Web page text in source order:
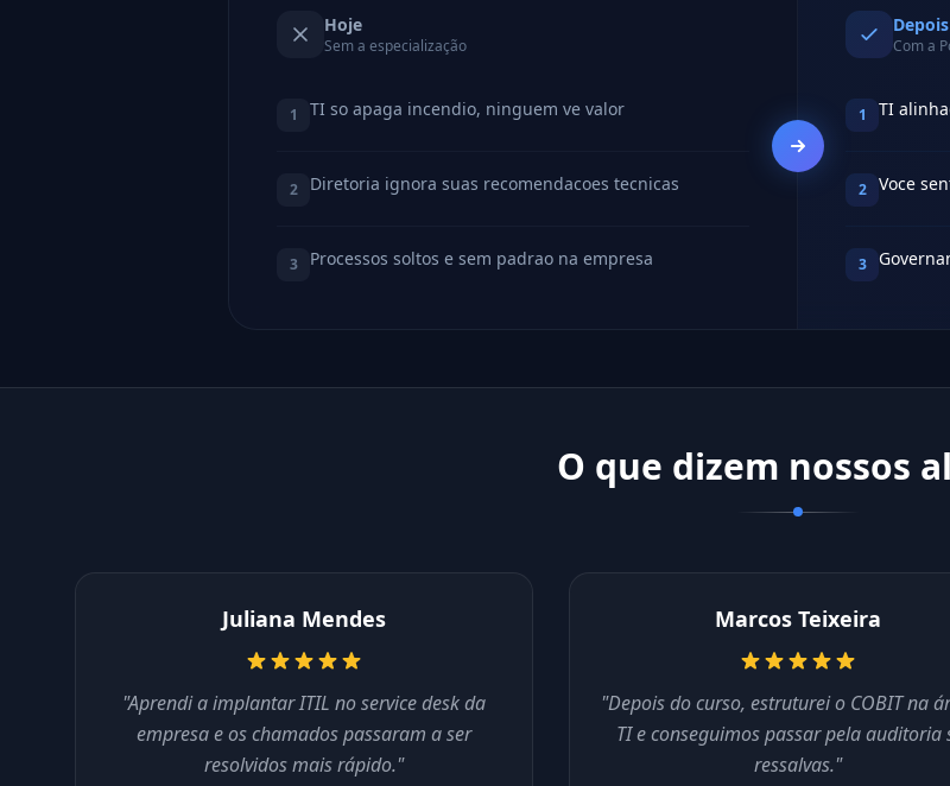
Hoje
Sem a especialização
1 TI so apaga incendio, ninguem ve valor
2 Diretoria ignora suas recomendacoes tecnicas
3 Processos soltos e sem padrao na empresa
Depois
Com a
1 TI
2 Voce
3
O que dizem nossos
Juliana Mendes
"Aprendi a implantar ITIL no service desk da
empresa e os chamados passaram a ser
resolvidos mais rápido."
Marcos Teixeira
"Depois do curso, estruturei o COBIT na
TI e conseguimos passar pela auditoria
ressalvas."